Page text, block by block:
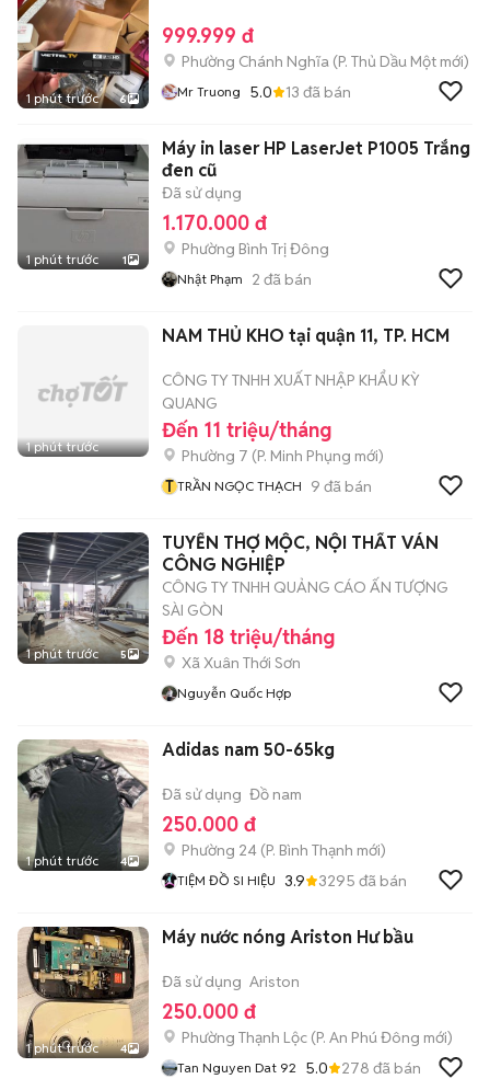
1 phút trước 6
999.999 đ
Phường Chánh Nghĩa (P. Thủ Dầu Một mới)
Mr Truong 5.0 13 đã bán
1 phút trước 1
Máy in laser HP LaserJet P1005 Trắng
đen cũ
Đã sử dụng
1.170.000 đ
Phường Bình Trị Đông
Nhật Phạm 2 đã bán
1 phút trước
NAM THỦ KHO tại quận 11, TP. HCM
CÔNG TY TNHH XUẤT NHẬP KHẨU KỲ
QUANG
Đến 11 triệu/tháng
Phường 7 (P. Minh Phụng mới)
T TRẦN NGỌC THẠCH 9 đã bán
1 phút trước 5
TUYỂN THỢ MỘC, NỘI THẤT VÁN
CÔNG NGHIỆP
CÔNG TY TNHH QUẢNG CÁO ẤN TƯỢNG
SÀI GÒN
Đến 18 triệu/tháng
Xã Xuân Thới Sơn
Nguyễn Quốc Hợp
1 phút trước 4
Adidas nam 50-65kg
Đã sử dụng Đồ nam
250.000 đ
Phường 24 (P. Bình Thạnh mới)
TIỆM ĐỒ SI HIỆU 3.9 3295 đã bán
1 phút trước 4
Máy nước nóng Ariston Hư bầu
Đã sử dụng Ariston
250.000 đ
Phường Thạnh Lộc (P. An Phú Đông mới)
Tan Nguyen Dat 92 5.0 278 đã bán